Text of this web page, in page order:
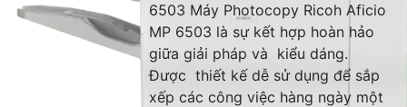
6503 Máy Photocopy Ricoh Aficio
MP 6503 là sự kết hợp hoàn hảo
giữa giải pháp và kiểu dáng.
Được thiết kế dễ sử dụng để sắp
xếp các công việc hàng ngày một